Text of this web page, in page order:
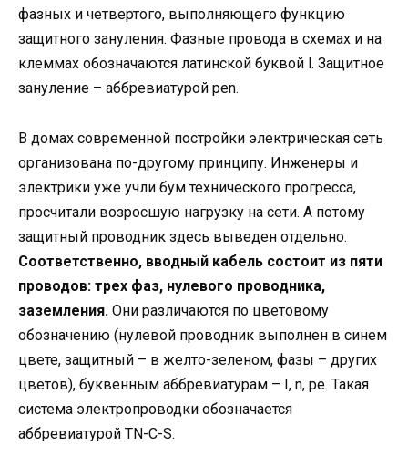
фазных и четвертого, выполняющего функцию
защитного зануления. Фазные провода в схемах и на
клеммах обозначаются латинской буквой l. Защитное
зануление – аббревиатурой pen.
В домах современной постройки электрическая сеть
организована по-другому принципу. Инженеры и
электрики уже учли бум технического прогресса,
просчитали возросшую нагрузку на сети. А потому
защитный проводник здесь выведен отдельно.
Соответственно, вводный кабель состоит из пяти
проводов: трех фаз, нулевого проводника,
заземления. Они различаются по цветовому
обозначению (нулевой проводник выполнен в синем
цвете, защитный – в желто-зеленом, фазы – других
цветов), буквенным аббревиатурам – I, n, pe. Такая
система электропроводки обозначается
аббревиатурой TN-С-S.